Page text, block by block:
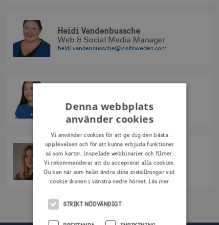
Heidi Vandenbussche
Web & Social Media Manager
heidi.vandenbussche@visitsweden.com
Web & Social Media Manager
axelle.lefebvre@visitsweden.com
Veronika Hohenstein
Web & Social Media Manager
veronika.hohenstein@visitsweden.com
Denna webbplats
använder cookies
Vi använder cookies för att ge dig den bästa
upplevelsen och för att kunna erbjuda funktioner
så som kartor, inspelade webbinarier och filmer.
Vi rekommenderar att du accepterar alla cookies.
Du kan när som helst ändra dina inställningar vid
cookie ikonen i vänstra nedre hörnet. Läs mer
STRIKT NÖDVÄNDIGT